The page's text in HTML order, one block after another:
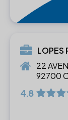
LOPES
22
92700
4.8